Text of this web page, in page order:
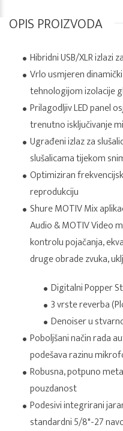
OPIS PROIZVODA
Hibridni USB/XLR izlazi
Vrlo usmjeren
tehnologijom izolacije
Prilagodljiv LED panel
trenutno isključivanje
Ugrađeni izlaz za
slušalicama tijekom
Optimiziran
reprodukciju
Shure MOTIV Mix
Audio & MOTIV Video
kontrolu pojačanja,
druge obrade zvuka,
Digitalni Popper
3 vrste reverba
Denoiser u
Poboljšani način rada
podešava razinu
Robusna, potpuno
pouzdanost
Podesivi integrirani
standardni 5/8"-27